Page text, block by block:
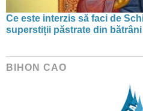
Ce este interzis să faci de
superstiții păstrate din
BIHON CAO